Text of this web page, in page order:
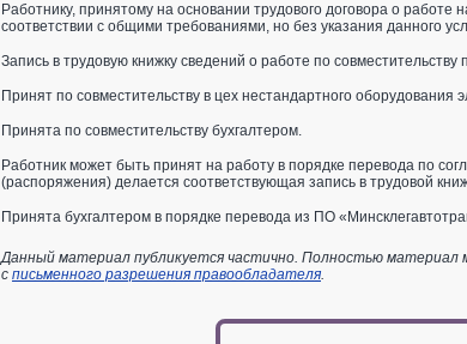
Работнику, принятому на основании трудового договора о работе
соответствии с общими требованиями, но без указания данного
Запись в трудовую книжку сведений о работе по
Принят по совместительству в цех нестандартного оборудования
Принята по совместительству бухгалтером.
Работник может быть принят на работу в порядке перевода по
(распоряжения) делается соответствующая запись в трудовой
Принята бухгалтером в порядке перевода из ПО
Данный материал публикуется частично. Полностью материал
с письменного разрешения правообладателя.